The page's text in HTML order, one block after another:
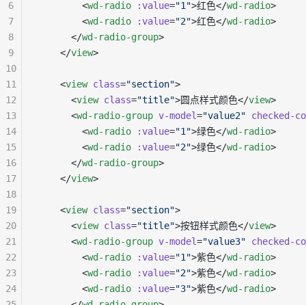
        <
wd-radio :value="1">红色</wd-radio>
        <
wd-radio :value="2">红色</wd-radio>
      </
wd-radio-group>
    </
view>
    <
view class="section">
      <
view class="title">圆点样式颜色</view>
      <
wd-radio-group v-model="value2" checked-
        <
wd-radio :value="1">绿色</wd-radio>
        <
wd-radio :value="2">绿色</wd-radio>
      </
wd-radio-group>
    </
view>
    <
view class="section">
      <
view class="title">按钮样式颜色</view>
      <
wd-radio-group v-model="value3" checked-
        <
wd-radio :value="1">紫色</wd-radio>
        <
wd-radio :value="2">紫色</wd-radio>
        <
wd-radio :value="3">紫色</wd-radio>
6
7
8
9
10
11
12
13
14
15
16
17
18
19
20
21
22
23
24